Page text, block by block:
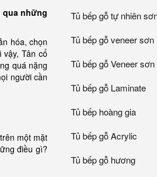
những
hóa, chọn
Tân cổ
quá nặng
người cần
một mặt
điều gì?
Tủ bếp gỗ tự nhiên
Tủ bếp gỗ veneer sơn
Tủ bếp gỗ Veneer
Tủ bếp gỗ Laminate
Tủ bếp hoàng gia
Tủ bếp gỗ Acrylic
Tủ bếp gỗ hương